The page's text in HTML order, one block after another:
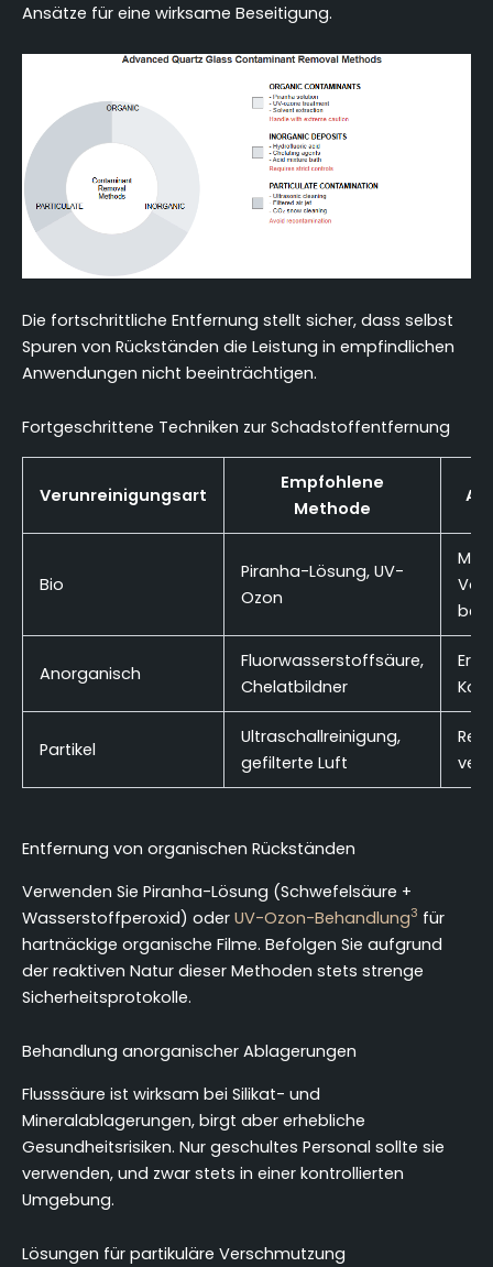
Ansätze für eine wirksame Beseitigung.
Die fortschrittliche Entfernung stellt sicher, dass selbst
Spuren von Rückständen die Leistung in empfindlichen
Anwendungen nicht beeinträchtigen.
Fortgeschrittene Techniken zur Schadstoffentfernung
Verunreinigungsart
Empfohlene
Methode
Bio
Piranha-Lösung, UV-
Ozon
Mit
Anorganisch
Fluorwasserstoffsäure,
Chelatbildner
Partikel
Ultraschallreinigung,
gefilterte Luft
Entfernung von organischen Rückständen
Verwenden Sie Piranha-Lösung (Schwefelsäure +
Wasserstoffperoxid) oder UV-Ozon-Behandlung3 für
hartnäckige organische Filme. Befolgen Sie aufgrund
der reaktiven Natur dieser Methoden stets strenge
Sicherheitsprotokolle.
Behandlung anorganischer Ablagerungen
Flusssäure ist wirksam bei Silikat- und
Mineralablagerungen, birgt aber erhebliche
Gesundheitsrisiken. Nur geschultes Personal sollte sie
verwenden, und zwar stets in einer kontrollierten
Umgebung.
Lösungen für partikuläre Verschmutzung